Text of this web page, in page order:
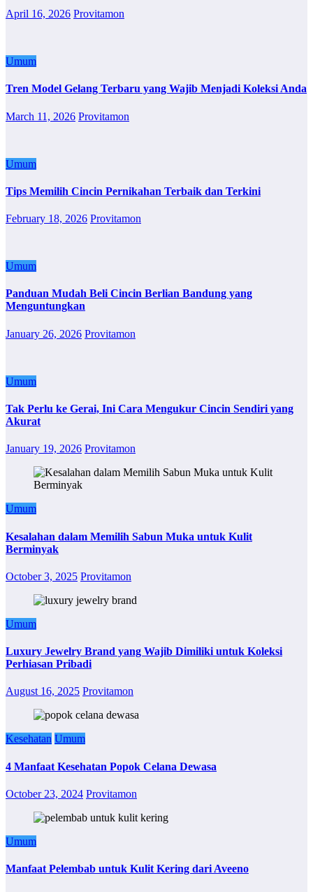
April 16, 2026 Provitamon
Umum
Tren Model Gelang Terbaru yang Wajib Menjadi Koleksi Anda
March 11, 2026 Provitamon
Umum
Tips Memilih Cincin Pernikahan Terbaik dan Terkini
February 18, 2026 Provitamon
Umum
Panduan Mudah Beli Cincin Berlian Bandung yang
Menguntungkan
January 26, 2026 Provitamon
Umum
Tak Perlu ke Gerai, Ini Cara Mengukur Cincin Sendiri yang
Akurat
January 19, 2026 Provitamon
Umum
Kesalahan dalam Memilih Sabun Muka untuk Kulit
Berminyak
October 3, 2025 Provitamon
Umum
Luxury Jewelry Brand yang Wajib Dimiliki untuk Koleksi
Perhiasan Pribadi
August 16, 2025 Provitamon
Kesehatan Umum
4 Manfaat Kesehatan Popok Celana Dewasa
October 23, 2024 Provitamon
Umum
Manfaat Pelembab untuk Kulit Kering dari Aveeno